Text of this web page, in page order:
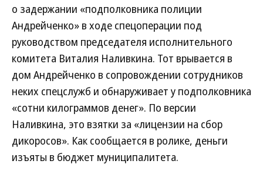
о задержании «подполковника полиции
Андрейченко» в ходе спецоперации под
руководством председателя исполнительного
комитета Виталия Наливкина. Тот врывается в
дом Андрейченко в сопровождении сотрудников
неких спецслужб и обнаруживает у подполковника
«сотни килограммов денег». По версии
Наливкина, это взятки за «лицензии на сбор
дикоросов». Как сообщается в ролике, деньги
изъяты в бюджет муниципалитета.